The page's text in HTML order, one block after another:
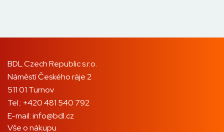
BDL Czech Republic s.r.o.
Náměstí Českého ráje 2
511 01 Turnov
Tel.: +420 481 540 792
E-mail:info@bdl.cz
Vše o nákupu